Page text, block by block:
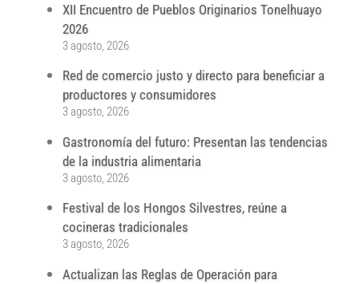
XII Encuentro de Pueblos Originarios Tonelhuayo
2026
3 agosto, 2026
Red de comercio justo y directo para beneficiar a
productores y consumidores
3 agosto, 2026
Gastronomía del futuro: Presentan las tendencias
de la industria alimentaria
3 agosto, 2026
Festival de los Hongos Silvestres, reúne a
cocineras tradicionales
3 agosto, 2026
Actualizan las Reglas de Operación para